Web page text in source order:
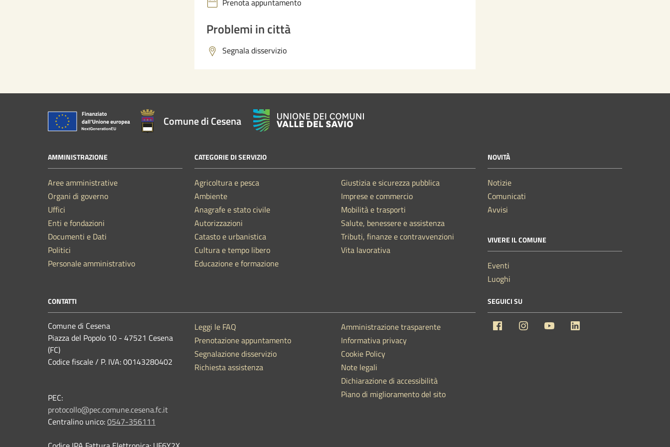
Prenota appuntamento
Problemi in città
Segnala disservizio
Comune di Cesena
AMMINISTRAZIONE
Aree amministrative
Organi di governo
Uffici
Enti e fondazioni
Documenti e Dati
Politici
Personale amministrativo
CATEGORIE DI SERVIZIO
Agricoltura e pesca
Ambiente
Anagrafe e stato civile
Autorizzazioni
Catasto e urbanistica
Cultura e tempo libero
Educazione e formazione
Giustizia e sicurezza pubblica
Imprese e commercio
Mobilità e trasporti
Salute, benessere e assistenza
Tributi, finanze e contravvenzioni
Vita lavorativa
NOVITÀ
Notizie
Comunicati
Avvisi
VIVERE IL COMUNE
Eventi
Luoghi
CONTATTI
Comune di Cesena
Piazza del Popolo 10 - 47521 Cesena
(FC)
Codice fiscale / P. IVA: 00143280402
PEC:
protocollo@pec.comune.cesena.fc.it
Centralino unico:0547-356111
Leggi le FAQ
Prenotazione appuntamento
Segnalazione disservizio
Richiesta assistenza
Amministrazione trasparente
Informativa privacy
Cookie Policy
Note legali
Dichiarazione di accessibilità
Piano di miglioramento del sito
SEGUICI SU
Facebook Instagram YouTube